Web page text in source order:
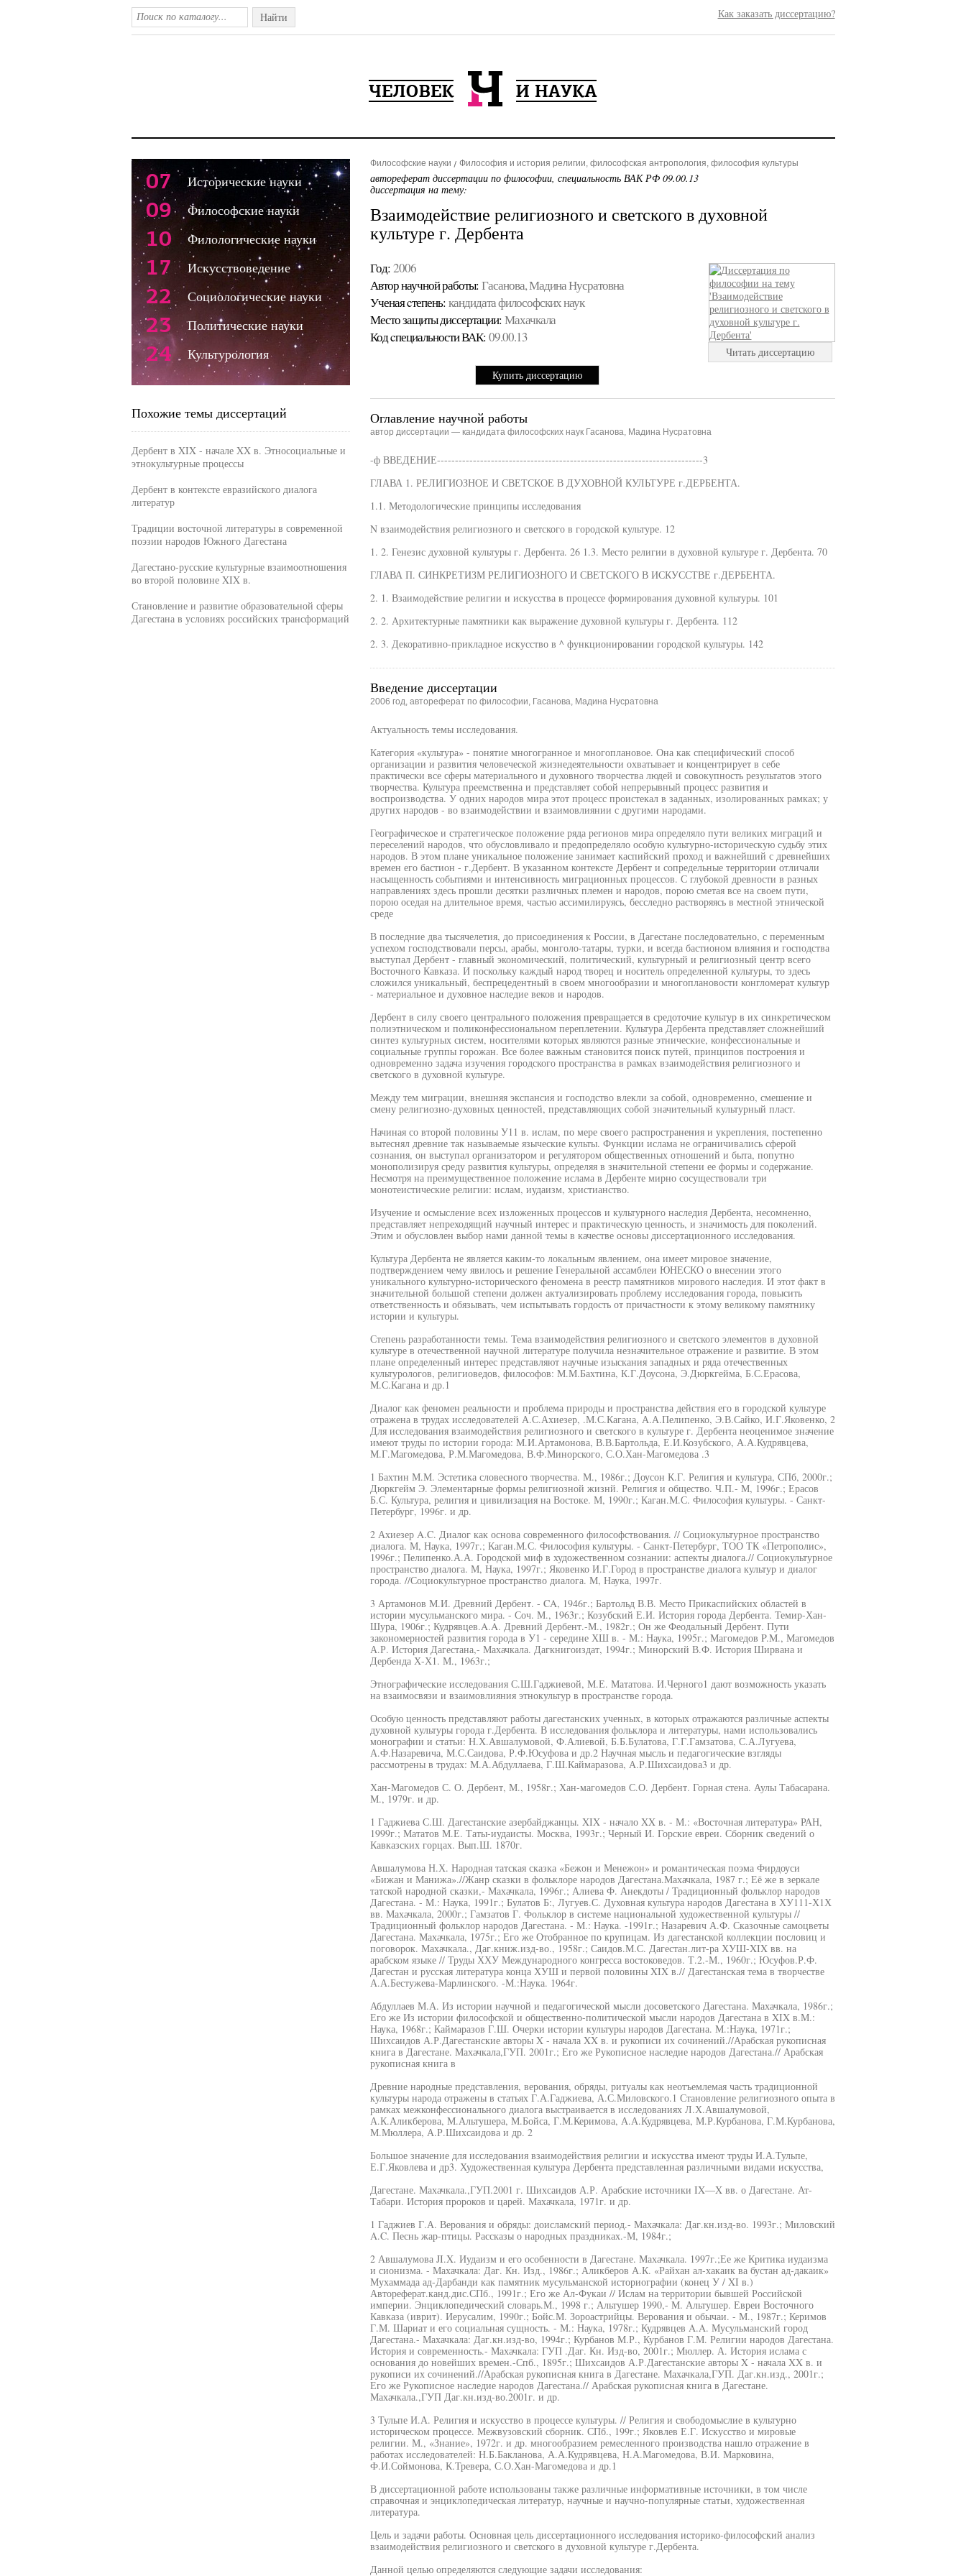
Найти Как заказать диссертацию?
Философские науки Философия и история религии, философская антропология, философия культуры
автореферат диссертации по философии, специальность ВАК РФ 09.00.13
диссертация на тему:
Взаимодействие религиозного и светского в духовной
культуре г. Дербента
Год: 2006
Автор научной работы: Гасанова, Мадина Нусратовна
Ученая cтепень: кандидата философских наук
Место защиты диссертации: Махачкала
Код cпециальности ВАК: 09.00.13
Купить диссертацию
Читать диссертацию
Оглавление научной работы
автор диссертации — кандидата философских наук Гасанова, Мадина Нусратовна
-ф ВВЕДЕНИЕ--------------------------------------------------------------------------3
ГЛАВА 1. РЕЛИГИОЗНОЕ И СВЕТСКОЕ В ДУХОВНОЙ КУЛЬТУРЕ г.ДЕРБЕНТА.
1.1. Методологические принципы исследования
N взаимодействия религиозного и светского в городской культуре. 12
1. 2. Генезис духовной культуры г. Дербента. 26 1.3. Место религии в духовной культуре г. Дербента. 70
ГЛАВА П. СИНКРЕТИЗМ РЕЛИГИОЗНОГО И СВЕТСКОГО В ИСКУССТВЕ г.ДЕРБЕНТА.
2. 1. Взаимодействие религии и искусства в процессе формирования духовной культуры. 101
2. 2. Архитектурные памятники как выражение духовной культуры г. Дербента. 112
2. 3. Декоративно-прикладное искусство в ^ функционировании городской культуры. 142
Введение диссертации
2006 год, автореферат по философии, Гасанова, Мадина Нусратовна
Актуальность темы исследования.
Категория «культура» - понятие многогранное и многоплановое. Она как специфический способ
организации и развития человеческой жизнедеятельности охватывает и концентрирует в себе
практически все сферы материального и духовного творчества людей и совокупность результатов этого
творчества. Культура преемственна и представляет собой непрерывный процесс развития и
воспроизводства. У одних народов мира этот процесс проистекал в заданных, изолированных рамках; у
других народов - во взаимодействии и взаимовлиянии с другими народами.
Географическое и стратегическое положение ряда регионов мира определяло пути великих миграций и
переселений народов, что обусловливало и предопределяло особую культурно-историческую судьбу этих
народов. В этом плане уникальное положение занимает каспийский проход и важнейший с древнейших
времен его бастион - г.Дербент. В указанном контексте Дербент и сопредельные территории отличали
насыщенность событиями и интенсивность миграционных процессов. С глубокой древности в разных
направлениях здесь прошли десятки различных племен и народов, порою сметая все на своем пути,
порою оседая на длительное время, частью ассимилируясь, бесследно растворяясь в местной этнической
среде
В последние два тысячелетия, до присоединения к России, в Дагестане последовательно, с переменным
успехом господствовали персы, арабы, монголо-татары, турки, и всегда бастионом влияния и господства
выступал Дербент - главный экономический, политический, культурный и религиозный центр всего
Восточного Кавказа. И поскольку каждый народ творец и носитель определенной культуры, то здесь
сложился уникальный, беспрецедентный в своем многообразии и многоплановости конгломерат культур
- материальное и духовное наследие веков и народов.
Дербент в силу своего центрального положения превращается в средоточие культур в их синкретическом
полиэтническом и поликонфессиональном переплетении. Культура Дербента представляет сложнейший
синтез культурных систем, носителями которых являются разные этнические, конфессиональные и
социальные группы горожан. Все более важным становится поиск путей, принципов построения и
одновременно задача изучения городского пространства в рамках взаимодействия религиозного и
светского в духовной культуре.
Между тем миграции, внешняя экспансия и господство влекли за собой, одновременно, смешение и
смену религиозно-духовных ценностей, представляющих собой значительный культурный пласт.
Начиная со второй половины У11 в. ислам, по мере своего распространения и укрепления, постепенно
вытеснял древние так называемые языческие культы. Функции ислама не ограничивались сферой
сознания, он выступал организатором и регулятором общественных отношений и быта, попутно
монополизируя среду развития культуры, определяя в значительной степени ее формы и содержание.
Несмотря на преимущественное положение ислама в Дербенте мирно сосуществовали три
монотеистические религии: ислам, иудаизм, христианство.
Изучение и осмысление всех изложенных процессов и культурного наследия Дербента, несомненно,
представляет непреходящий научный интерес и практическую ценность, и значимость для поколений.
Этим и обусловлен выбор нами данной темы в качестве основы диссертационного исследования.
Культура Дербента не является каким-то локальным явлением, она имеет мировое значение,
подтверждением чему явилось и решение Генеральной ассамблеи ЮНЕСКО о внесении этого
уникального культурно-исторического феномена в реестр памятников мирового наследия. И этот факт в
значительной большой степени должен актуализировать проблему исследования города, повысить
ответственность и обязывать, чем испытывать гордость от причастности к этому великому памятнику
истории и культуры.
Степень разработанности темы. Тема взаимодействия религиозного и светского элементов в духовной
культуре в отечественной научной литературе получила незначительное отражение и развитие. В этом
плане определенный интерес представляют научные изыскания западных и ряда отечественных
культурологов, религиоведов, философов: М.М.Бахтина, К.Г.Доусона, Э.Дюркгейма, Б.С.Ерасова,
М.С.Кагана и др.1
Диалог как феномен реальности и проблема природы и пространства действия его в городской культуре
отражена в трудах исследователей А.С.Ахиезер, .М.С.Кагана, А.А.Пелипенко, Э.В.Сайко, И.Г.Яковенко, 2
Для исследования взаимодействия религиозного и светского в культуре г. Дербента неоценимое значение
имеют труды по истории города: М.И.Артамонова, В.В.Бартольда, Е.И.Козубского, А.А.Кудрявцева,
М.Г.Магомедова, Р.М.Магомедова, В.Ф.Минорского, С.О.Хан-Магомедова .3
1 Бахтин М.М. Эстетика словесного творчества. М., 1986г.; Доусон К.Г. Религия и культура, СПб, 2000г.;
Дюркгейм Э. Элементарные формы религиозной жизнй. Религия и общество. Ч.П.- М, 1996г.; Ерасов
Б.С. Культура, религия и цивилизация на Востоке. М, 1990г.; Каган.М.С. Философия культуры. - Санкт-
Петербург, 1996г. и др.
2 Ахиезер A.C. Диалог как основа современного философствования. // Социокультурное пространство
диалога. М, Наука, 1997г.; Каган.М.С. Философия культуры. - Санкт-Петербург, ТОО ТК «Петрополис»,
1996г.; Пелипенко.А.А. Городской миф в художественном сознании: аспекты диалога.// Социокультурное
пространство диалога. М, Наука, 1997г.; Яковенко И.Г.Город в пространстве диалога культур и диалог
города. //Социокультурное пространство диалога. М, Наука, 1997г.
3 Артамонов М.И. Древний Дербент. - CA, 1946г.; Бартольд В.В. Место Прикаспийских областей в
истории мусульманского мира. - Соч. М., 1963г.; Козубский Е.И. История города Дербента. Темир-Хан-
Шура, 1906г.; Кудрявцев.A.A. Древний Дербент.-М., 1982г.; Он же Феодальный Дербент. Пути
закономерностей развития города в У1 - середине ХШ в. - М.: Наука, 1995г.; Магомедов P.M., Магомедов
А.Р. История Дагестана,- Махачкала. Дагкнигоиздат, 1994г.; Минорский В.Ф. История Ширвана и
Дербенда Х-Х1. М., 1963г.;
Этнографические исследования С.Ш.Гаджиевой, М.Е. Мататова. И.Черного1 дают возможность указать
на взаимосвязи и взаимовлияния этнокультур в пространстве города.
Особую ценность представляют работы дагестанских ученных, в которых отражаются различные аспекты
духовной культуры города г.Дербента. В исследования фольклора и литературы, нами использовались
монографии и статьи: Н.Х.Авшалумовой, Ф.Алиевой, Б.Б.Булатова, Г.Г.Гамзатова, С.А.Лугуева,
А.Ф.Назаревича, М.С.Саидова, Р.Ф.Юсуфова и др.2 Научная мысль и педагогические взгляды
рассмотрены в трудах: М.А.Абдуллаева, Г.Ш.Каймаразова, А.Р.Шихсаидова3 и др.
Хан-Магомедов С. О. Дербент, М., 1958г.; Хан-магомедов С.О. Дербент. Горная стена. Аулы Табасарана.
М., 1979г. и др.
1 Гаджиева С.Ш. Дагестанские азербайджанцы. XIX - начало XX в. - М.: «Восточная литература» РАН,
1999г.; Мататов М.Е. Таты-иудаисты. Москва, 1993г.; Черный И. Горские евреи. Сборник сведений о
Кавказских горцах. Вып.Ш. 1870г.
Авшалумова Н.Х. Народная татская сказка «Бежон и Менежон» и романтическая поэма Фирдоуси
«Бижан и Манижа».//Жанр сказки в фольклоре народов Дагестана.Махачкала, 1987 г.; Её же в зеркале
татской народной сказки,- Махачкала, 1996г.; Алиева Ф. Анекдоты / Традиционный фольклор народов
Дагестана. - М.: Наука, 1991г.; Булатов Б:, Лугуев.С. Духовная культура народов Дагестана в ХУ111-Х1Х
вв. Махачкала, 2000г.; Гамзатов Г. Фольклор в системе национальной художественной культуры //
Традиционный фольклор народов Дагестана. - М.: Наука. -1991г.; Назаревич А.Ф. Сказочные самоцветы
Дагестана. Махачкала, 1975г.; Его же Отобранное по крупицам. Из дагестанской коллекции пословиц и
поговорок. Махачкала., Даг.книж.изд-во., 1958г.; Саидов.М.С. Дагестан.лит-ра ХУШ-XIX вв. на
арабском языке // Труды ХХУ Международного конгресса востоковедов. Т.2.-М., 1960г.; Юсуфов.Р.Ф.
Дагестан и русская литература конца ХУШ и первой половины XIX в.// Дагестанская тема в творчестве
А.А.Бестужева-Марлинского. -М.:Наука. 1964г.
Абдуллаев М.А. Из истории научной и педагогической мысли досоветского Дагестана. Махачкала, 1986г.;
Его же Из истории философской и общественно-политической мысли народов Дагестана в XIX в.М.:
Наука, 1968г.; Каймаразов Г.Ш. Очерки истории культуры народов Дагестана. М.:Наука, 1971г.;
Шихсаидов А.Р.Дагестанские авторы X - начала XX в. и рукописи их сочинений.//Арабская рукописная
книга в Дагестане. Махачкала,ГУП. 2001г.; Его же Рукописное наследие народов Дагестана.// Арабская
рукописная книга в
Древние народные представления, верования, обряды, ритуалы как неотъемлемая часть традиционной
культуры народа отражены в статьях Г.А.Гаджиева, А.С.Миловского.1 Становление религиозного опыта в
рамках межконфессионального диалога выстраивается в исследованиях Л.Х.Авшалумовой,
А.К.Аликберова, М.Альтушера, М.Бойса, Г.М.Керимова, А.А.Кудрявцева, М.Р.Курбанова, Г.М.Курбанова,
М.Мюллера, А.Р.Шихсаидова и др. 2
Большое значение для исследования взаимодействия религии и искусства имеют труды И.А.Тульпе,
Е.Г.Яковлева и др3. Художественная культура Дербента представленная различными видами искусства,
Дагестане. Махачкала.,ГУП.2001 г. Шихсаидов А.Р. Арабские источники IX—X вв. о Дагестане. Ат-
Табари. История пророков и царей. Махачкала, 1971г. и др.
1 Гаджиев Г.А. Верования и обряды: доисламский период.- Махачкала: Даг.кн.изд-во. 1993г.; Миловский
A.C. Песнь жар-птицы. Рассказы о народных праздниках.-М, 1984г.;
2 Авшалумова JI.X. Иудаизм и его особенности в Дагестане. Махачкала. 1997г.;Ее же Критика иудаизма
и сионизма. - Махачкала: Даг. Кн. Изд., 1986г.; Аликберов А.К. «Райхан ал-хакаик ва бустан ад-дакаик»
Мухаммада ад-Дарбанди как памятник мусульманской историографии (конец У / XI в.)
Автореферат.канд.дис.СПб., 1991г.; Его же Ал-Фукаи // Ислам на территории бывшей Российской
империи. Энциклопедический словарь.М., 1998 г.; Альтушер 1990,- М. Альтушер. Евреи Восточного
Кавказа (иврит). Иерусалим, 1990г.; Бойс.М. Зороастрийцы. Верования и обычаи. - М., 1987г.; Керимов
Г.М. Шариат и его социальная сущность. - М.: Наука, 1978г.; Кудрявцев A.A. Мусульманский город
Дагестана.- Махачкала: Даг.кн.изд-во, 1994г.; Курбанов М.Р., Курбанов Г.М. Религии народов Дагестана.
История и современность.- Махачкала: ГУП .Даг. Кн. Изд-во, 2001г.; Мюллер. А. История ислама с
основания до новейших времен.-Спб., 1895г.; Шихсаидов А.Р.Дагестанские авторы X - начала XX в. и
рукописи их сочинений.//Арабская рукописная книга в Дагестане. Махачкала,ГУП. Даг.кн.изд., 2001г.;
Его же Рукописное наследие народов Дагестана.// Арабская рукописная книга в Дагестане.
Махачкала.,ГУП Даг.кн.изд-во.2001г. и др.
3 Тульпе И.А. Религия и искусство в процессе культуры. // Религия и свободомыслие в культурно
историческом процессе. Межвузовский сборник. СПб., 199г.; Яковлев Е.Г. Искусство и мировые
религии. М., «Знание», 1972г. и др. многообразием ремесленного производства нашло отражение в
работах исследователей: Н.Б.Бакланова, А.А.Кудрявцева, Н.А.Магомедова, В.И. Марковина,
Ф.И.Соймонова, К.Тревера, С.О.Хан-Магомедова и др.1
В диссертационной работе использованы также различные информативные источники, в том числе
справочная и энциклопедическая литератур, научные и научно-популярные статьи, художественная
литература.
Цель и задачи работы. Основная цель диссертационного исследования историко-философский анализ
взаимодействия религиозного и светского в духовной культуре г.Дербента.
Данной целью определяются следующие задачи исследования:
07 Исторические науки
09 Философские науки
10 Филологические науки
17 Искусствоведение
22 Социологические науки
23 Политические науки
24 Культурология
Похожие темы диссертаций
Дербент в XIX - начале XX в. Этносоциальные и
этнокультурные процессы
Дербент в контексте евразийского диалога
литератур
Традиции восточной литературы в современной
поэзии народов Южного Дагестана
Дагестано-русские культурные взаимоотношения
во второй половине XIX в.
Становление и развитие образовательной сферы
Дагестана в условиях российских трансформаций